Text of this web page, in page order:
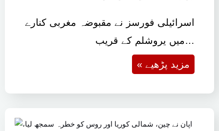
اسرائیلی فورسز نے مقبوضہ مغربی کنارے
میں یروشلم کے قریب…
« مزید پڑھیے